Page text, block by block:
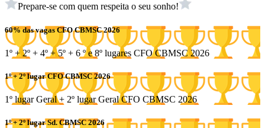
Prepare-se com quem respeita o seu sonho!
60% das vagas CFO CBMSC 2026
1º + 2º + 4º + 5º + 6 º e 8º lugares CFO CBMSC 2026
1º + 2º lugar CFO CBMSC 2026
1º lugar Geral + 2º lugar Geral CFO CBMSC 2026
1º + 2º lugar Sd. CBMSC 2026